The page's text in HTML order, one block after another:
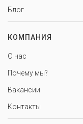
Блог
КОМПАНИЯ
О нас
Почему мы?
Вакансии
Контакты